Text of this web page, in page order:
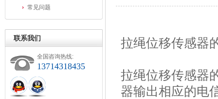
常见问题
联系我们
全国咨询热线:
13714318435
拉绳位移传感器
拉绳位移传感器
器输出相应的电